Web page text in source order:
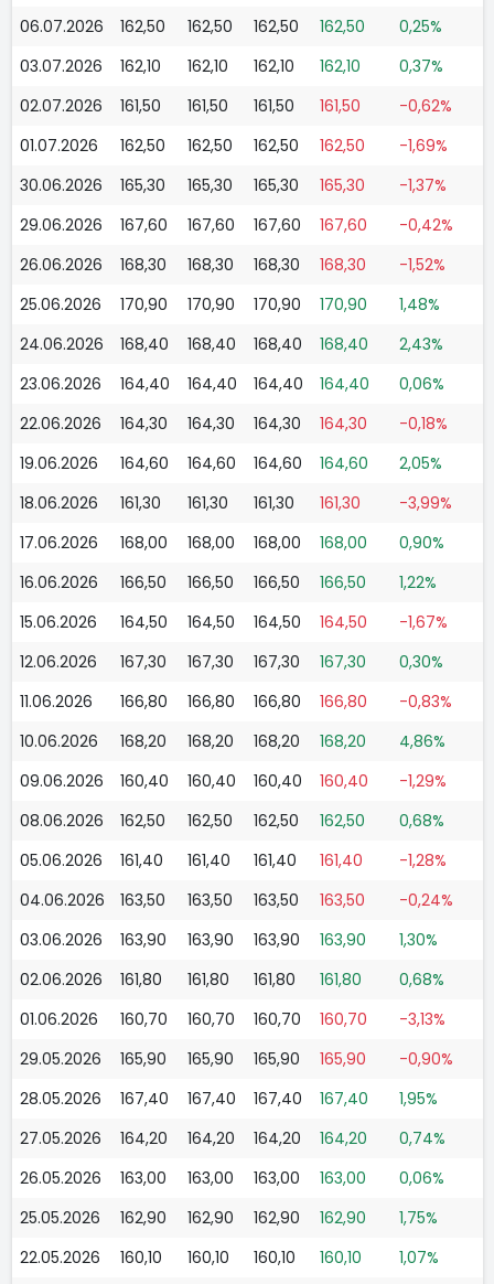
06.07.2026
162,50 162,50 162,50 162,50
0,25%
03.07.2026
162,10 162,10 162,10 162,10
0,37%
02.07.2026
161,50 161,50 161,50 161,50
-0,62%
01.07.2026
162,50 162,50 162,50 162,50
-1,69%
30.06.2026
165,30 165,30 165,30 165,30
-1,37%
29.06.2026
167,60 167,60 167,60 167,60
-0,42%
26.06.2026
168,30 168,30 168,30 168,30
-1,52%
25.06.2026
170,90 170,90 170,90 170,90
1,48%
24.06.2026
168,40 168,40 168,40 168,40
2,43%
23.06.2026
164,40 164,40 164,40 164,40
0,06%
22.06.2026
164,30 164,30 164,30 164,30
-0,18%
19.06.2026
164,60 164,60 164,60 164,60
2,05%
18.06.2026
161,30 161,30 161,30 161,30
-3,99%
17.06.2026
168,00 168,00 168,00 168,00
0,90%
16.06.2026
166,50 166,50 166,50 166,50
1,22%
15.06.2026
164,50 164,50 164,50 164,50
-1,67%
12.06.2026
167,30 167,30 167,30 167,30
0,30%
11.06.2026
166,80 166,80 166,80 166,80
-0,83%
10.06.2026
168,20 168,20 168,20 168,20
4,86%
09.06.2026
160,40 160,40 160,40 160,40
-1,29%
08.06.2026
162,50 162,50 162,50 162,50
0,68%
05.06.2026
161,40 161,40 161,40 161,40
-1,28%
04.06.2026
163,50 163,50 163,50 163,50
-0,24%
03.06.2026
163,90 163,90 163,90 163,90
1,30%
02.06.2026
161,80 161,80 161,80 161,80
0,68%
01.06.2026
160,70 160,70 160,70 160,70
-3,13%
29.05.2026
165,90 165,90 165,90 165,90
-0,90%
28.05.2026
167,40 167,40 167,40 167,40
1,95%
27.05.2026
164,20 164,20 164,20 164,20
0,74%
26.05.2026
163,00 163,00 163,00 163,00
0,06%
25.05.2026
162,90 162,90 162,90 162,90
1,75%
22.05.2026
160,10 160,10 160,10 160,10 1,07%